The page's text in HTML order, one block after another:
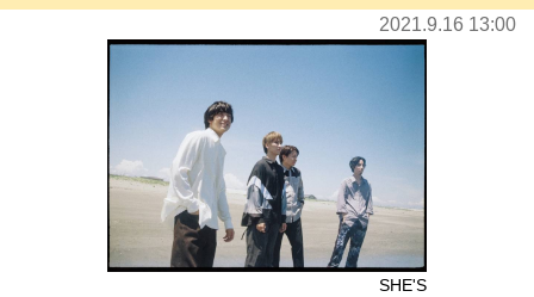
2021.9.16 13:00
SHE'S